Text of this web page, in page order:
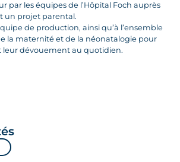
par les équipes de l’Hôpital Foch auprès
un projet parental.
de production, ainsi qu’à l’ensemble
la maternité et de la néonatalogie pour
dévouement au quotidien.